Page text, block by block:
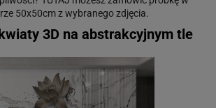
50x50cm z wybranego zdjęcia.
3D na abstrakcyjnym tle